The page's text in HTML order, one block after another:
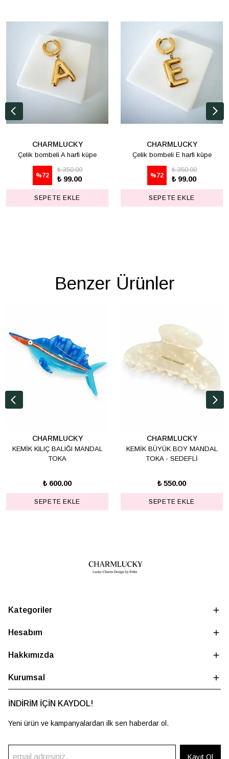
CHARMLUCKY
Çelik bombeli A harfi küpe
%72
₺ 350.00
₺ 99.00
SEPETE EKLE
CHARMLUCKY
Çelik bombeli E harfi küpe
%72
₺ 350.00
₺ 99.00
SEPETE EKLE
Benzer Ürünler
CHARMLUCKY
KEMİK KILIÇ BALIĞI MANDAL
TOKA
₺ 600.00
SEPETE EKLE
CHARMLUCKY
KEMİK BÜYÜK BOY MANDAL
TOKA - SEDEFLİ
₺ 550.00
SEPETE EKLE
Kategoriler
Hesabım
Hakkımızda
Kurumsal
İNDİRİM İÇİN KAYDOL!
Yeni ürün ve kampanyalardan ilk sen haberdar ol.
Kayıt Ol